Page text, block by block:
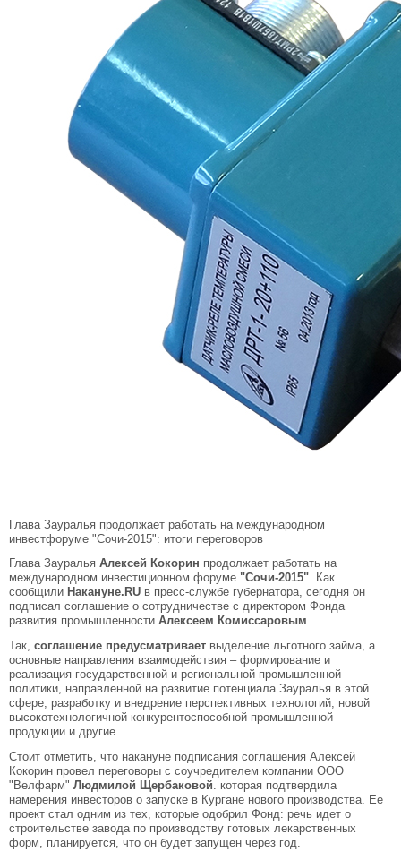
Глава Зауралья продолжает работать на международном
инвестфоруме "Сочи-2015": итоги переговоров
Глава Зауралья Алексей Кокорин продолжает работать на
международном инвестиционном форуме "Сочи-2015". Как
сообщили Накануне.RU в пресс-службе губернатора, сегодня он
подписал соглашение о сотрудничестве с директором Фонда
развития промышленности Алексеем Комиссаровым .
Так, соглашение предусматривает выделение льготного займа, а
основные направления взаимодействия – формирование и
реализация государственной и региональной промышленной
политики, направленной на развитие потенциала Зауралья в этой
сфере, разработку и внедрение перспективных технологий, новой
высокотехнологичной конкурентоспособной промышленной
продукции и другие.
Стоит отметить, что накануне подписания соглашения Алексей
Кокорин провел переговоры с соучредителем компании ООО
"Велфарм" Людмилой Щербаковой. которая подтвердила
намерения инвесторов о запуске в Кургане нового производства. Ее
проект стал одним из тех, которые одобрил Фонд: речь идет о
строительстве завода по производству готовых лекарственных
форм, планируется, что он будет запущен через год.